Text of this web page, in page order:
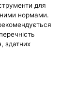
для
нормами.
здатних